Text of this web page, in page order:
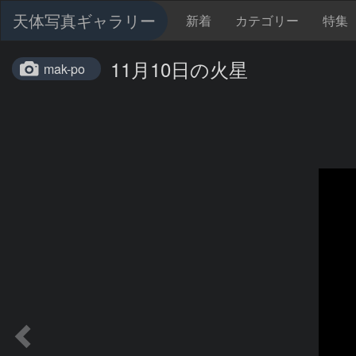
天体写真ギャラリー 新着 カテゴリー 特集
mak-po 11月10日の火星